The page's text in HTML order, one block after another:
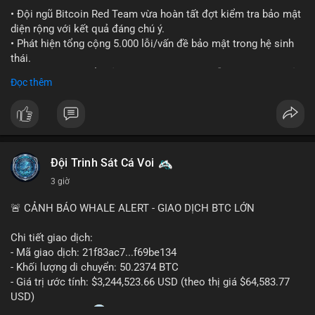
• Đội ngũ Bitcoin Red Team vừa hoàn tất đợt kiểm tra bảo mật
diện rộng với kết quả đáng chú ý.
• Phát hiện tổng cộng 5.000 lỗi/vấn đề bảo mật trong hệ sinh
thái.
ro bảo mật đang bủa vây người dùng trong giai đoạn này.
#bitcoin #cryptosecurity #btc
#vlikevn #titanbot
📰 Nguồn: Cointelegraph
Đọc thêm
Đội Trinh Sát Cá Voi
3 giờ
🚨 CẢNH BÁO WHALE ALERT - GIAO DỊCH BTC LỚN
Chi tiết giao dịch:
- Mã giao dịch: 21f83ac7...f69be134
- Khối lượng di chuyển: 50.2374 BTC
- Giá trị ước tính: $3,244,523.66 USD (theo thị giá $64,583.77
USD)